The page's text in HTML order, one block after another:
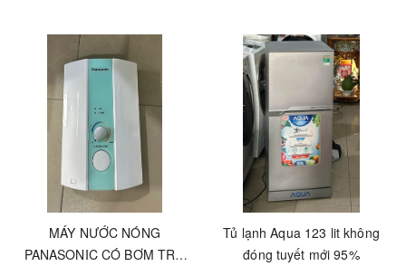
Thời hạn bảo
12 (tháng)
Trọng lượng 32 (kg)
MÁY NƯỚC NÓNG
PANASONIC CÓ BƠM TRỢ
Tủ lạnh Aqua 123 lit không
đóng tuyết mới 95%